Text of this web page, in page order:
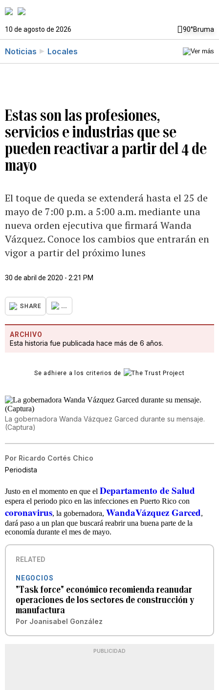
10 de agosto de 2026 90°Bruma
Noticias Locales
Estas son las profesiones,
servicios e industrias que se
pueden reactivar a partir del 4 de
mayo
El toque de queda se extenderá hasta el 25 de
mayo de 7:00 p.m. a 5:00 a.m. mediante una
nueva orden ejecutiva que firmará Wanda
Vázquez. Conoce los cambios que entrarán en
vigor a partir del próximo lunes
30 de abril de 2020 - 2:21 PM
SHARE ...
ARCHIVO
Esta historia fue publicada hace más de 6 años.
Se adhiere a los criterios de
La gobernadora Wanda Vázquez Garced durante su mensaje.
(Captura)
Por Ricardo Cortés Chico
Periodista
Justo en el momento en que el Departamento de Salud
espera el periodo pico en las infecciones en Puerto Rico con
coronavirus, la gobernadora, WandaVázquez Garced,
dará paso a un plan que buscará reabrir una buena parte de la
economía durante el mes de mayo.
RELATED
NEGOCIOS
"Task force" económico recomienda reanudar
operaciones de los sectores de construcción y
manufactura
Por Joanisabel González
PUBLICIDAD